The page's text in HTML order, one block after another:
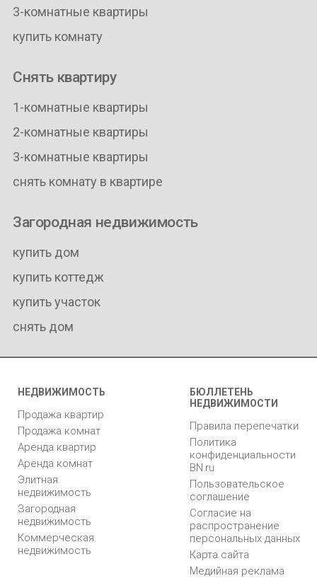
3-комнатные квартиры
купить комнату
Снять квартиру
1-комнатные квартиры
2-комнатные квартиры
3-комнатные квартиры
снять комнату в квартире
Загородная недвижимость
купить дом
купить коттедж
купить участок
снять дом
НЕДВИЖИМОСТЬ
Продажа квартир
Продажа комнат
Аренда квартир
Аренда комнат
Элитная
недвижимость
Загородная
недвижимость
Коммерческая
недвижимость
БЮЛЛЕТЕНЬ
НЕДВИЖИМОСТИ
Правила перепечатки
Политика
конфиденциальности
BN.ru
Пользовательское
соглашение
Согласие на
распространение
персональных данных
Карта сайта
Медийная реклама